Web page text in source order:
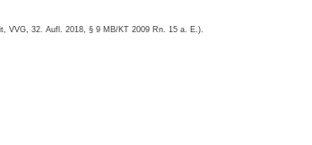
VVG, 32. Aufl. 2018, § 9 MB/KT 2009 Rn. 15 a. E.).